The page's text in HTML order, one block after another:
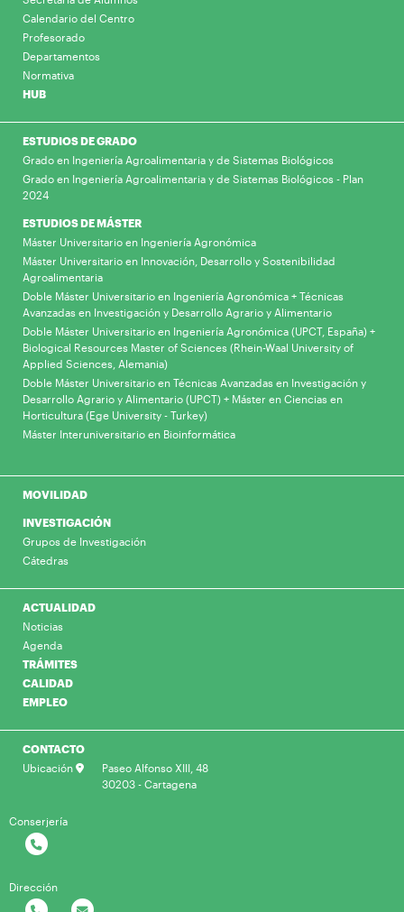
Calendario del Centro
Profesorado
Departamentos
Normativa
HUB
ESTUDIOS DE GRADO
Grado en Ingeniería Agroalimentaria y de Sistemas Biológicos
Grado en Ingeniería Agroalimentaria y de Sistemas Biológicos - Plan
2024
ESTUDIOS DE MÁSTER
Máster Universitario en Ingeniería Agronómica
Máster Universitario en Innovación, Desarrollo y Sostenibilidad
Agroalimentaria
Doble Máster Universitario en Ingeniería Agronómica + Técnicas
Avanzadas en Investigación y Desarrollo Agrario y Alimentario
Doble Máster Universitario en Ingeniería Agronómica (UPCT, España) +
Biological Resources Master of Sciences (Rhein-Waal University of
Applied Sciences, Alemania)
Doble Máster Universitario en Técnicas Avanzadas en Investigación y
Desarrollo Agrario y Alimentario (UPCT) + Máster en Ciencias en
Horticultura (Ege University - Turkey)
Máster Interuniversitario en Bioinformática
MOVILIDAD
INVESTIGACIÓN
Grupos de Investigación
Cátedras
ACTUALIDAD
Noticias
Agenda
TRÁMITES
CALIDAD
EMPLEO
CONTACTO
Ubicación
Paseo Alfonso XIII, 48
30203 - Cartagena
Conserjería
Dirección